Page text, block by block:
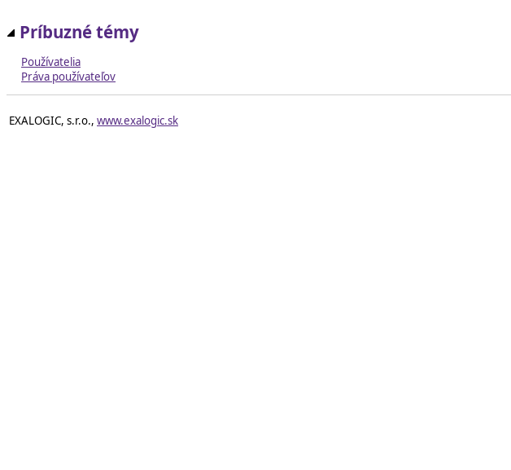
Príbuzné témy
Používatelia
Práva používateľov
EXALOGIC, s.r.o., www.exalogic.sk